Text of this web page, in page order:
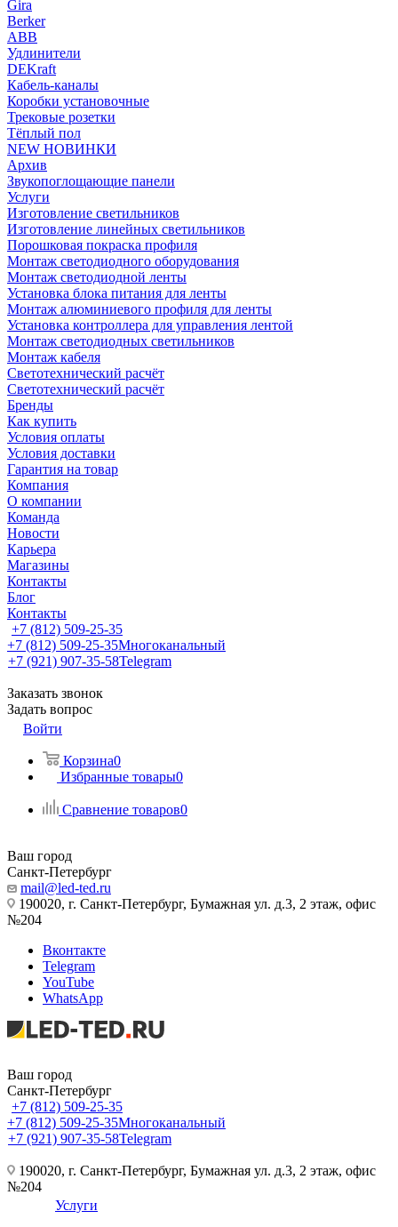
Gira
Berker
ABB
Удлинители
DEKraft
Кабель-каналы
Коробки установочные
Трековые розетки
Тёплый пол
NEW НОВИНКИ
Архив
Звукопоглощающие панели
Услуги
Изготовление светильников
Изготовление линейных светильников
Порошковая покраска профиля
Монтаж светодиодного оборудования
Монтаж светодиодной ленты
Установка блока питания для ленты
Монтаж алюминиевого профиля для ленты
Установка контроллера для управления лентой
Монтаж светодиодных светильников
Монтаж кабеля
Светотехнический расчёт
Светотехнический расчёт
Бренды
Как купить
Условия оплаты
Условия доставки
Гарантия на товар
Компания
О компании
Команда
Новости
Карьера
Магазины
Контакты
Блог
Контакты
+7 (812) 509-25-35
+7 (812) 509-25-35Многоканальный
+7 (921) 907-35-58Telegram
Заказать звонок
Задать вопрос
Войти
Корзина0
Избранные товары0
Сравнение товаров0
Ваш город
Санкт-Петербург
mail@led-ted.ru
190020, г. Санкт-Петербург, Бумажная ул. д.3, 2 этаж, офис
№204
Вконтакте
Telegram
YouTube
WhatsApp
Ваш город
Санкт-Петербург
+7 (812) 509-25-35
+7 (812) 509-25-35Многоканальный
+7 (921) 907-35-58Telegram
190020, г. Санкт-Петербург, Бумажная ул. д.3, 2 этаж, офис
№204
Услуги